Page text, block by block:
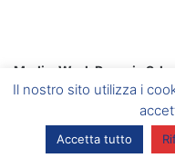
Media-Work Perugia Srl
Corciano (PG) Via A.
– Umbertide (PG) Via del
Caduti sul Lavoro, 2/B
P.I. 03086440546 – Aut.
Sociale Prot. 39/
Il nostro sito utilizza i
Accetta tutto